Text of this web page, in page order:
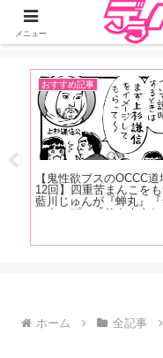
ジーオーティーが運営するち
DMMアフィリエ
おすすめ記事
【鬼性欲ブスのOCCC道
12回】四重苦まんこを
藍川じゅんが『蝉丸』『
ーカップ』『サカナクシ
超絶テクニックに酔い
ホーム 全記事
メニュー